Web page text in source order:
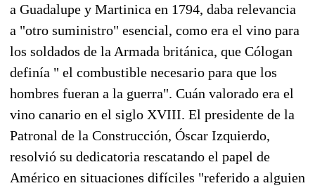
a Guadalupe y Martinica en 1794, daba relevancia
a "otro suministro" esencial, como era el vino para
los soldados de la Armada británica, que Cólogan
definía " el combustible necesario para que los
hombres fueran a la guerra". Cuán valorado era el
vino canario en el siglo XVIII. El presidente de la
Patronal de la Construcción, Óscar Izquierdo,
resolvió su dedicatoria rescatando el papel de
Américo en situaciones difíciles "referido a alguien